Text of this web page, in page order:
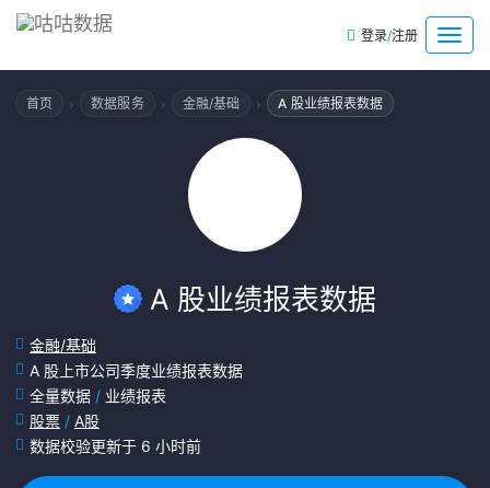
菜
单
登录/注册
首页 › 数据服务 › 金融/基础 › A 股业绩报表数据
A 股业绩报表数据
金融/基础
A 股上市公司季度业绩报表数据
全量数据 / 业绩报表
股票 / A股
数据校验更新于 6 小时前